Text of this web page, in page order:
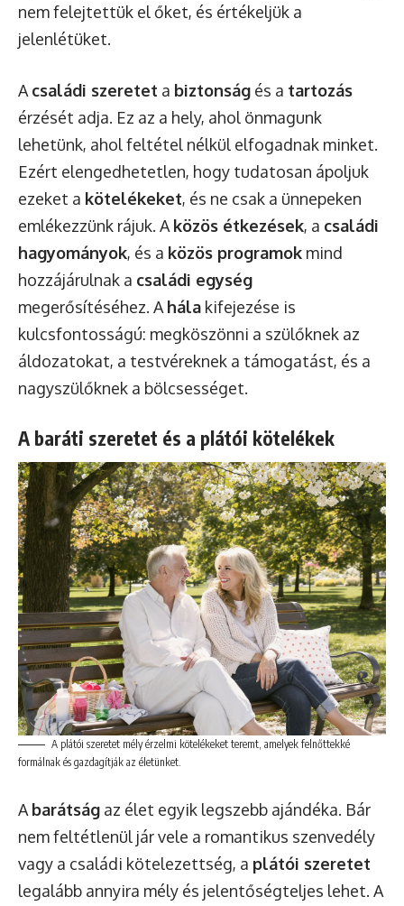
nem felejtettük el őket, és értékeljük a
jelenlétüket.
A családi szeretet a biztonság és a tartozás
érzését adja. Ez az a hely, ahol önmagunk
lehetünk, ahol feltétel nélkül elfogadnak minket.
Ezért elengedhetetlen, hogy tudatosan ápoljuk
ezeket a kötelékeket, és ne csak a ünnepeken
emlékezzünk rájuk. A közös étkezések, a családi
hagyományok, és a közös programok mind
hozzájárulnak a családi egység
megerősítéséhez. A hála kifejezése is
kulcsfontosságú: megköszönni a szülőknek az
áldozatokat, a testvéreknek a támogatást, és a
nagyszülőknek a bölcsességet.
A baráti szeretet és a plátói kötelékek
A plátói szeretet mély érzelmi kötelékeket teremt, amelyek felnőttekké
formálnak és gazdagítják az életünket.
A barátság az élet egyik legszebb ajándéka. Bár
nem feltétlenül jár vele a romantikus szenvedély
vagy a családi kötelezettség, a plátói szeretet
legalább annyira mély és jelentőségteljes lehet. A